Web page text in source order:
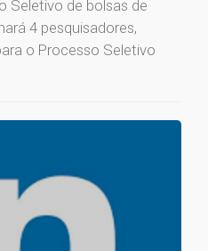
Seletivo de bolsas de
4 pesquisadores,
o Processo Seletivo